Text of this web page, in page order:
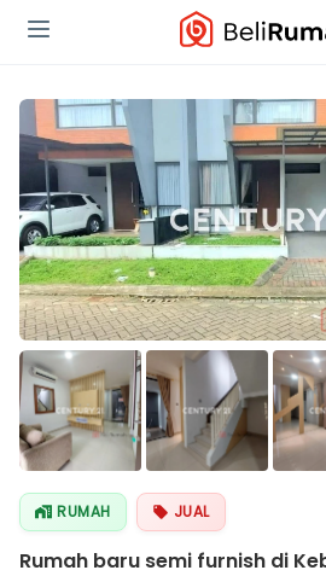
RUMAH JUAL
Rumah baru semi furnish di